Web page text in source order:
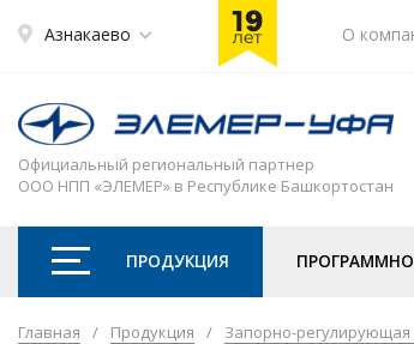
Азнакаево О
Официальный региональный партнер
ООО НПП «ЭЛЕМЕР» в Республике Башкортостан
ПРОДУКЦИЯ
Главная / Продукция / Запорно-